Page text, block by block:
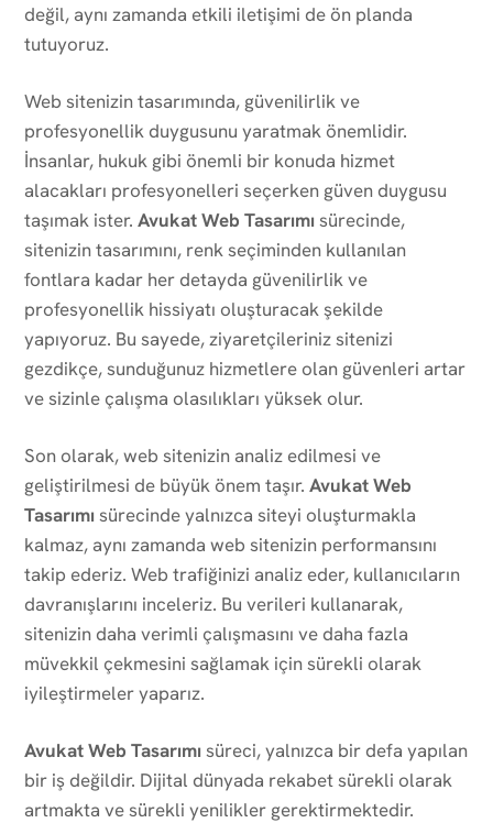
değil, aynı zamanda etkili iletişimi de ön planda
tutuyoruz.
Web sitenizin tasarımında, güvenilirlik ve
profesyonellik duygusunu yaratmak önemlidir.
İnsanlar, hukuk gibi önemli bir konuda hizmet
alacakları profesyonelleri seçerken güven duygusu
taşımak ister. Avukat Web Tasarımı sürecinde,
sitenizin tasarımını, renk seçiminden kullanılan
fontlara kadar her detayda güvenilirlik ve
profesyonellik hissiyatı oluşturacak şekilde
yapıyoruz. Bu sayede, ziyaretçileriniz sitenizi
gezdikçe, sunduğunuz hizmetlere olan güvenleri artar
ve sizinle çalışma olasılıkları yüksek olur.
Son olarak, web sitenizin analiz edilmesi ve
geliştirilmesi de büyük önem taşır. Avukat Web
Tasarımı sürecinde yalnızca siteyi oluşturmakla
kalmaz, aynı zamanda web sitenizin performansını
takip ederiz. Web trafiğinizi analiz eder, kullanıcıların
davranışlarını inceleriz. Bu verileri kullanarak,
sitenizin daha verimli çalışmasını ve daha fazla
müvekkil çekmesini sağlamak için sürekli olarak
iyileştirmeler yaparız.
Avukat Web Tasarımı süreci, yalnızca bir defa yapılan
bir iş değildir. Dijital dünyada rekabet sürekli olarak
artmakta ve sürekli yenilikler gerektirmektedir.